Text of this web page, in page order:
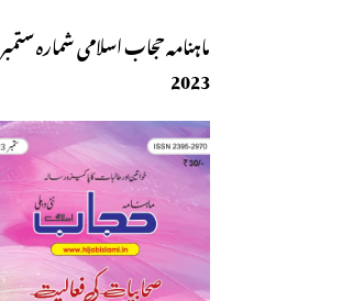
ماہنامہ حجاب اسلامی شمارہ ستمبر
2023